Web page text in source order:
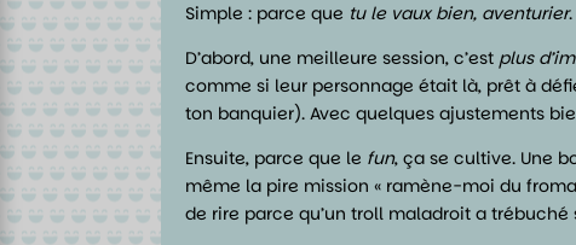
Simple : parce que tu le vaux bien, aventurier
D’abord, une meilleure session, c’est plus
comme si leur personnage était là, prêt à
ton banquier). Avec quelques ajustements
Ensuite, parce que le fun, ça se cultive. Une
même la pire mission « ramène-moi du
de rire parce qu’un troll maladroit a